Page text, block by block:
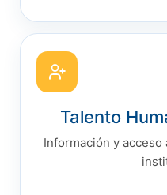
Talento
Información y